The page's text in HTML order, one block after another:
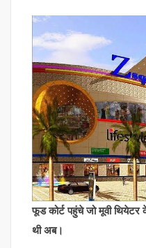
फूड कोर्ट पहुंचे जो मूवी थियेटर
थी अब।